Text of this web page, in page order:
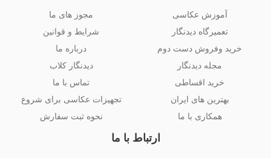
آموزش عکاسی
تعمیرگاه دیدنگار
خرید وفروش دست دوم
مجله دیدنگار
خرید اقساطی
بهترین های ایران
همکاری با ما
مجوز های ما
شرایط و قوانین
درباره ما
دیدنگار کلاب
تماس با ما
تجهیزات عکاسی برای شروع
نحوه ثبت سفارش
ارتباط با ما